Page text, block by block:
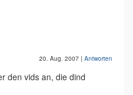
20. Aug. 2007 | Antworten
den vids an, die dind